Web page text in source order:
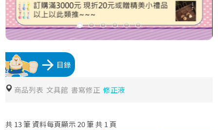
arrow_forward 目錄
商品列表 文具館 書寫修正 修正液
共 13筆 資料每頁顯示 20筆 共 1頁